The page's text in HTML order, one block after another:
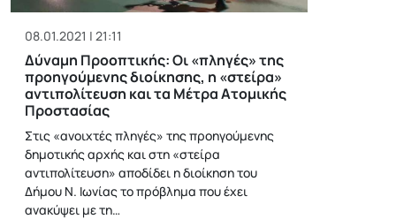
08.01.2021 | 21:11
Δύναμη Προοπτικής: Οι «πληγές» της
προηγούμενης διοίκησης, η «στείρα»
αντιπολίτευση και τα Μέτρα Ατομικής
Προστασίας
Στις «ανοιχτές πληγές» της προηγούμενης
δημοτικής αρχής και στη «στείρα
αντιπολίτευση» αποδίδει η διοίκηση του
Δήμου Ν. Ιωνίας το πρόβλημα που έχει
ανακύψει με τη…